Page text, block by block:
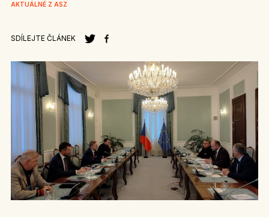
TÝDEN PODLE PH
AKTUÁLNĚ Z ASZ
SDÍLEJTE ČLÁNEK